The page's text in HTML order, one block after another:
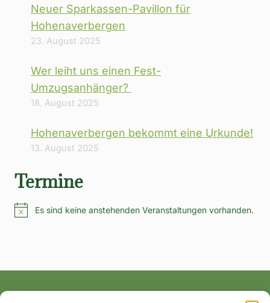
Neuer Sparkassen-Pavillon für
Hohenaverbergen
23. August 2025
Wer leiht uns einen Fest-
Umzugsanhänger?
18. August 2025
Hohenaverbergen bekommt eine Urkunde!
13. August 2025
Termine
HinweisEs sind keine anstehenden Veranstaltungen vorhanden.